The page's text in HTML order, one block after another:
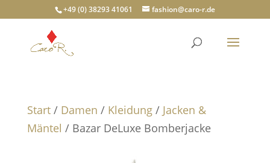
+49 (0) 38293 41061 fashion@caro-r.de
Start/ Damen / Kleidung/ Jacken &
Mäntel / Bazar DeLuxe Bomberjacke